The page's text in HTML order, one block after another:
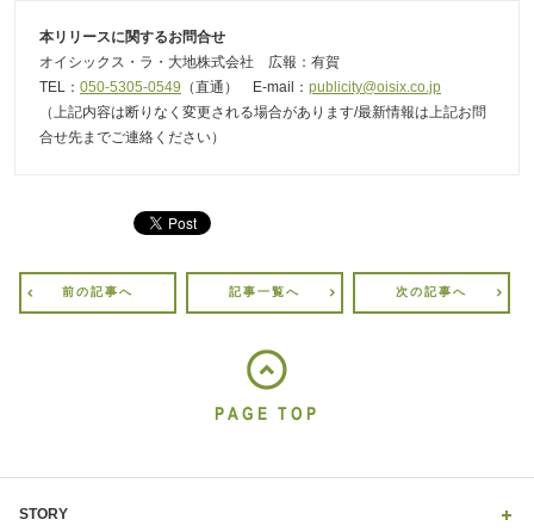
本リリースに関するお問合せ
オイシックス・ラ・大地株式会社 広報：有賀
TEL： 050-5305-0549 （直通） E-mail： publicity@oisix.co.jp
（上記内容は断りなく変更される場合があります/最新情報は上記お問
合せ先までご連絡ください）
前の記事へ 記事一覧へ 次の記事へ
PAGE TOP
STORY